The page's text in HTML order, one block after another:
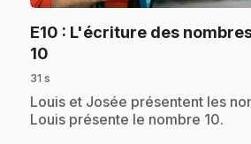
E10 : L'écriture des
10
31 s
.Louis et Josée présentent les
Louis présente le nombre 10.